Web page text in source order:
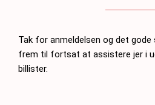
Tak for anmeldelsen og det gode
frem til fortsat at assistere jer i
billister.